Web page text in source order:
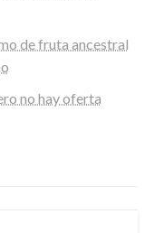
de fruta ancestral
no hay oferta